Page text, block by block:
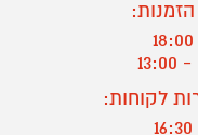
לקוחות: